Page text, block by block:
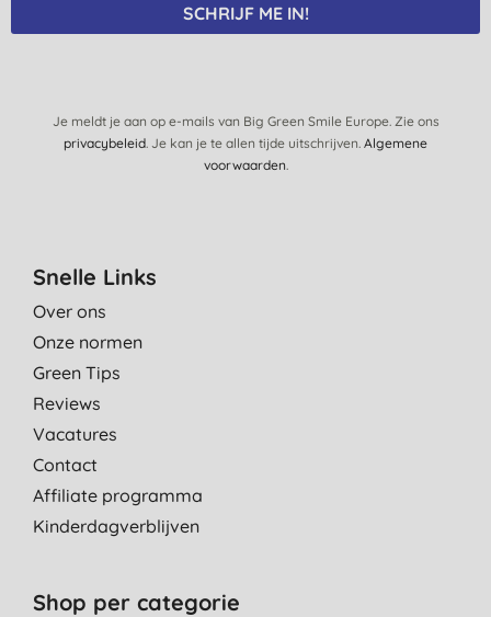
SCHRIJF ME IN!
Je meldt je aan op e-mails van Big Green Smile Europe. Zie ons
privacybeleid. Je kan je te allen tijde uitschrijven. Algemene
voorwaarden.
Snelle Links
Over ons
Onze normen
Green Tips
Reviews
Vacatures
Contact
Affiliate programma
Kinderdagverblijven
Shop per categorie